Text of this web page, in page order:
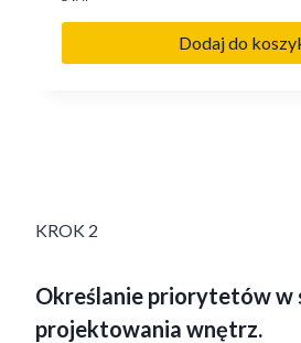
Dodaj do
KROK 2
Określanie priorytetów w
projektowania wnętrz.